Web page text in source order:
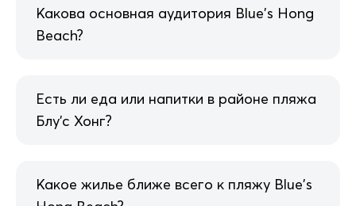
Какова основная аудитория Blue's Hong
Beach?
Есть ли еда или напитки в районе пляжа
Блу'с Хонг?
Какое жилье ближе всего к пляжу Blue's